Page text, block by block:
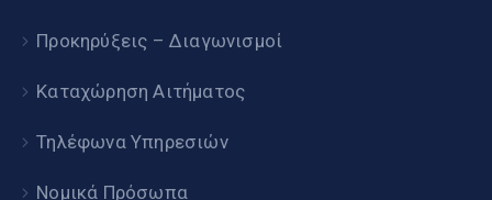
Προκηρύξεις – Διαγωνισμοί
Καταχώρηση Αιτήματος
Τηλέφωνα Υπηρεσιών
Νομικά Πρόσωπα